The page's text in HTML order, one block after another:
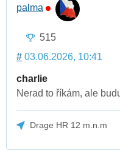
palma
515
# 03.06.2026, 10:41
charlie
Nerad to říkám, ale
Drage HR 12 m.n.m